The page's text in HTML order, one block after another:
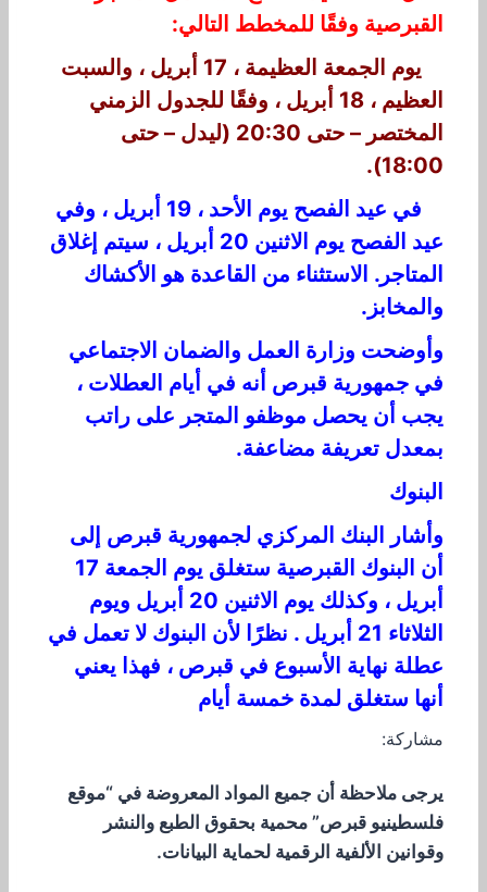
القبرصية وفقًا للمخطط التالي:
يوم الجمعة العظيمة ، 17 أبريل ، والسبت
العظيم ، 18 أبريل ، وفقًا للجدول الزمني
المختصر – حتى 20:30 (ليدل – حتى
18:00).
في عيد الفصح يوم الأحد ، 19 أبريل ، وفي
عيد الفصح يوم الاثنين 20 أبريل ، سيتم إغلاق
المتاجر. الاستثناء من القاعدة هو الأكشاك
والمخابز.
وأوضحت وزارة العمل والضمان الاجتماعي
في جمهورية قبرص أنه في أيام العطلات ،
يجب أن يحصل موظفو المتجر على راتب
بمعدل تعريفة مضاعفة.
البنوك
وأشار البنك المركزي لجمهورية قبرص إلى
أن البنوك القبرصية ستغلق يوم الجمعة 17
أبريل ، وكذلك يوم الاثنين 20 أبريل ويوم
الثلاثاء 21 أبريل . نظرًا لأن البنوك لا تعمل في
عطلة نهاية الأسبوع في قبرص ، فهذا يعني
أنها ستغلق لمدة خمسة أيام
مشاركة:
يرجى ملاحظة أن جميع المواد المعروضة في “موقع
فلسطينيو قبرص” محمية بحقوق الطبع والنشر
وقوانين الألفية الرقمية لحماية البيانات.